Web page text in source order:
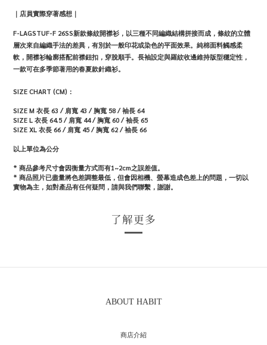
｜店員實際穿著感想｜
F-LAGSTUF-F 26SS新款條紋開襟衫，以三種不同編織結構拼接而成，條紋的立體
層次來自編織手法的差異，有別於一般印花或染色的平面效果。純棉面料觸感柔
軟，開襟衫輪廓搭配前襟鈕扣，穿脫順手。長袖設定與羅紋收邊維持版型穩定性，
一款可在多季節著用的春夏款針織衫。
SIZE CHART (CM)：
SIZE M 衣長 63 / 肩寬 43 / 胸寬 58 / 袖長 64
SIZE L 衣長 64.5 / 肩寬 44 / 胸寬 60 / 袖長 65
SIZE XL 衣長 66 / 肩寬 45 / 胸寬 62 / 袖長 66
以上單位為公分
* 商品參考尺寸會因衡量方式而有1~2cm之誤差值。
* 商品照片已盡量將色差調整最低，但會因相機、螢幕造成色差上的問題，一切以
實物為主，如對產品有任何疑問，請與我們聯繫，謝謝。
了解更多
ABOUT HABIT
商店介紹